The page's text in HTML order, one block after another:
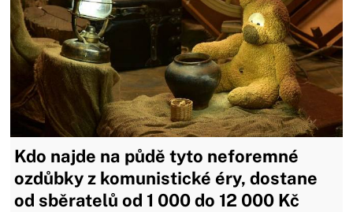
Kdo najde na půdě tyto neforemné
ozdůbky z komunistické éry, dostane
od sběratelů od 1 000 do 12 000 Kč